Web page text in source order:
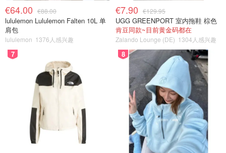
€64.00 €88.00
lululemon Lululemon Falten 10L 单
肩包
lululemon 1376人感兴趣
€7.90 €129.95
UGG GREENPORT 室内拖鞋 棕色
肯豆同款~目前黄金码都在
Zalando Lounge (DE) 1304人感兴趣
7 8